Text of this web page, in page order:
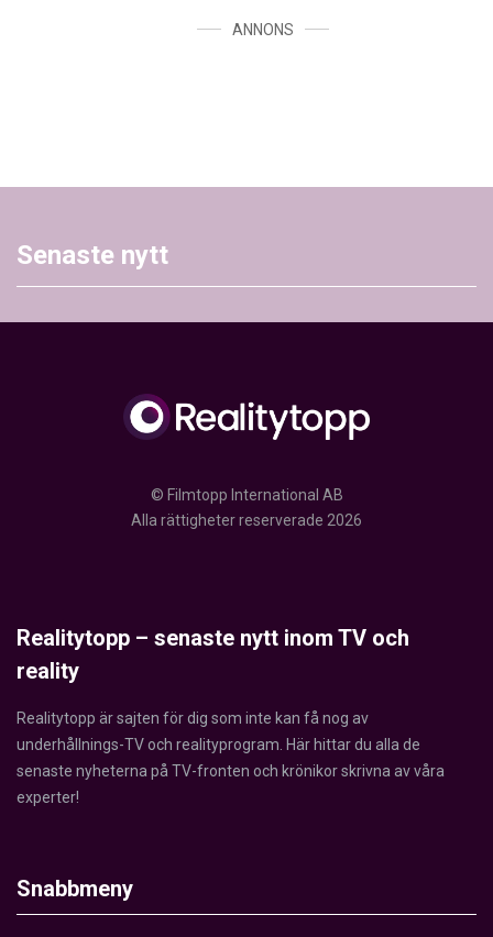
ANNONS
Senaste nytt
© Filmtopp International AB
Alla rättigheter reserverade 2026
Realitytopp – senaste nytt inom TV och
reality
Realitytopp är sajten för dig som inte kan få nog av
underhållnings-TV och realityprogram. Här hittar du alla de
senaste nyheterna på TV-fronten och krönikor skrivna av våra
experter!
Snabbmeny